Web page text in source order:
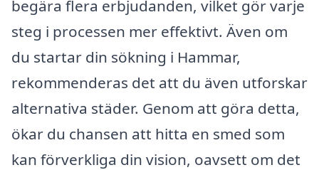
begära flera erbjudanden, vilket gör varje
steg i processen mer effektivt. Även om
du startar din sökning i Hammar,
rekommenderas det att du även utforskar
alternativa städer. Genom att göra detta,
ökar du chansen att hitta en smed som
kan förverkliga din vision, oavsett om det